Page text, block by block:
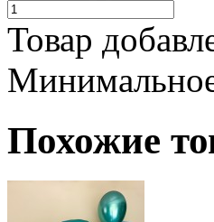
Товар
Похожие